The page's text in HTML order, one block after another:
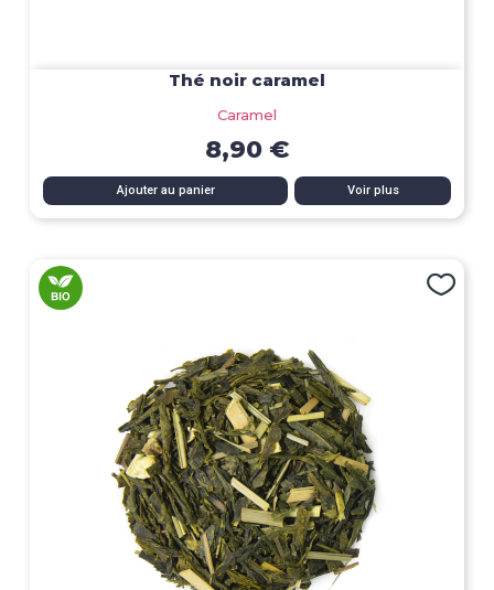
Thé noir caramel
Caramel
8,90 €
Ajouter au panier Voir plus